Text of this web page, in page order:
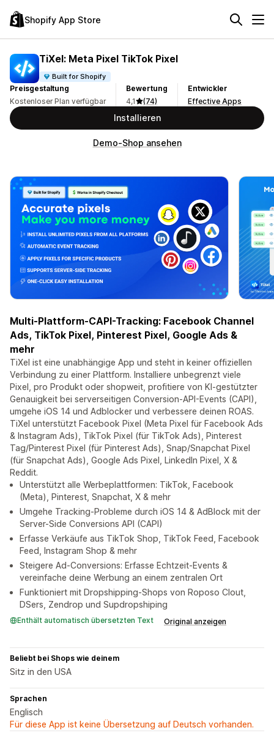
Shopify App Store
TiXel: Meta Pixel TikTok Pixel
Built for Shopify
Preisgestaltung
Kostenloser Plan verfügbar
Bewertung
4,1
(74)
Entwickler
Effective Apps
Installieren
Demo-Shop ansehen
Multi-Plattform-CAPI-Tracking: Facebook Channel
Ads, TikTok Pixel, Pinterest Pixel, Google Ads &
mehr
TiXel ist eine unabhängige App und steht in keiner offiziellen
Verbindung zu einer Plattform. Installiere unbegrenzt viele
Pixel, pro Produkt oder shopweit, profitiere von KI-gestützter
Genauigkeit bei serverseitigen Conversion-API-Events (CAPI),
umgehe iOS 14 und Adblocker und verbessere deinen ROAS.
TiXel unterstützt Facebook Pixel (Meta Pixel für Facebook Ads
& Instagram Ads), TikTok Pixel (für TikTok Ads), Pinterest
Tag/Pinterest Pixel (für Pinterest Ads), Snap/Snapchat Pixel
(für Snapchat Ads), Google Ads Pixel, LinkedIn Pixel, X &
Reddit.
Unterstützt alle Werbeplattformen: TikTok, Facebook
(Meta), Pinterest, Snapchat, X & mehr
Umgehe Tracking-Probleme durch iOS 14 & AdBlock mit der
Server-Side Conversions API (CAPI)
Erfasse Verkäufe aus TikTok Shop, TikTok Feed, Facebook
Feed, Instagram Shop & mehr
Steigere Ad-Conversions: Erfasse Echtzeit-Events &
vereinfache deine Werbung an einem zentralen Ort
Funktioniert mit Dropshipping-Shops von Roposo Clout,
DSers, Zendrop und Supdropshiping
Enthält automatisch übersetzten Text Original anzeigen
Beliebt bei Shops wie deinem
Sitz in den USA
Sprachen
Englisch
Für diese App ist keine Übersetzung auf Deutsch vorhanden.